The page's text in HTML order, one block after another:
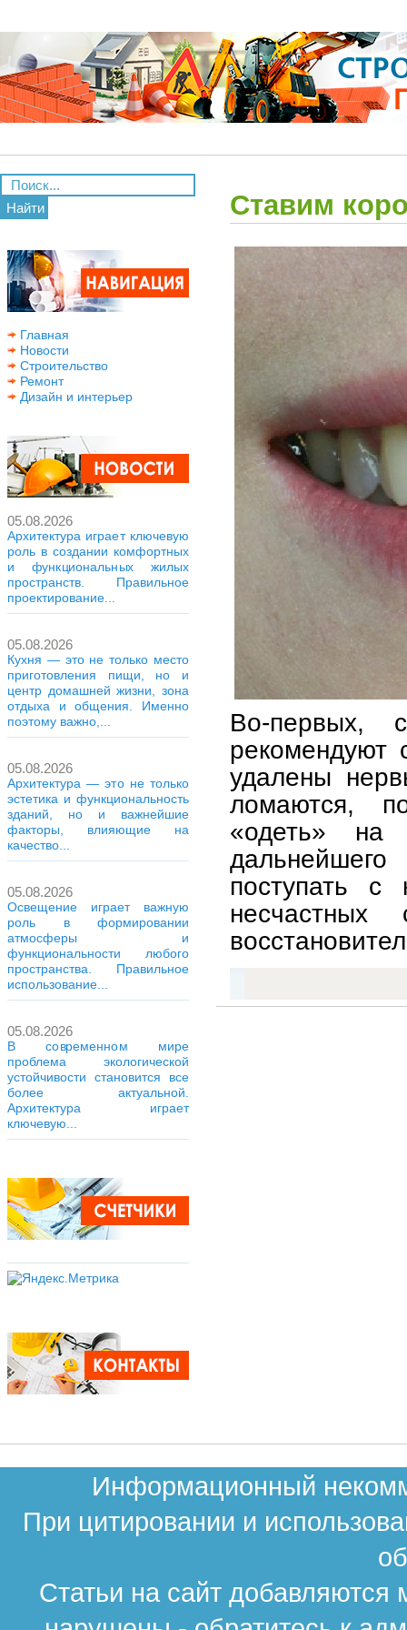
Найти
Главная
Новости
Строительство
Ремонт
Дизайн и интерьер
05.08.2026
Архитектура играет ключевую
роль в создании комфортных
и функциональных жилых
пространств. Правильное
проектирование...
05.08.2026
Кухня — это не только место
приготовления пищи, но и
центр домашней жизни, зона
отдыха и общения. Именно
поэтому важно,...
05.08.2026
Архитектура — это не только
эстетика и функциональность
зданий, но и важнейшие
факторы, влияющие на
качество...
05.08.2026
Освещение играет важную
роль в формировании
атмосферы и
функциональности любого
пространства. Правильное
использование...
05.08.2026
В современном мире
проблема экологической
устойчивости становится все
более актуальной.
Архитектура играет
ключевую...
Ставим
Во-первых,
рекомендуют
удалены
ломаются,
«одеть» на
поступать с
несчастных
Информационный
При цитировании и
Статьи на сайт